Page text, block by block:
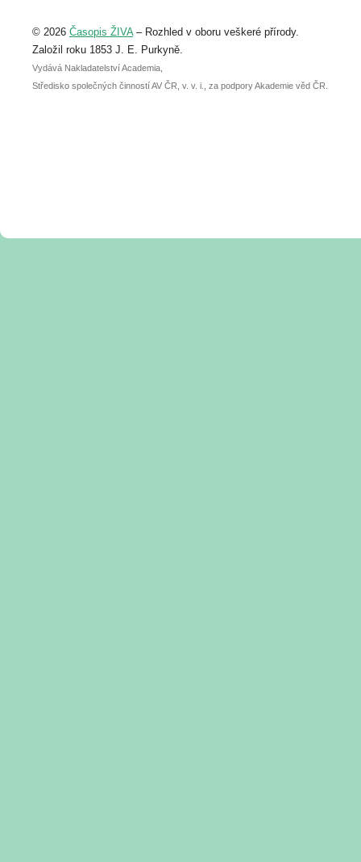
abstraktu přihlášené přednášky nebo
posteru je už 30. června.
© 2026 Časopis ŽIVA– Rozhled v oboru veškeré přírody.
Založil roku 1853 J. E. Purkyně.
Vydává Nakladatelství Academia,
Středisko společných činností AV ČR, v. v. i., za podpory Akademie věd ČR.